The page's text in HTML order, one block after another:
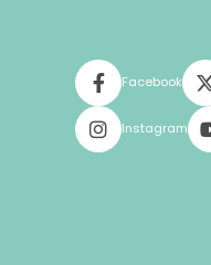
Facebook
Instagram